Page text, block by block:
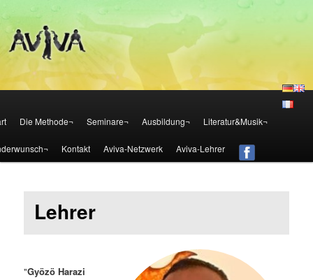
Aviva – Methode – Österreich
Die Methode¬ Seminare¬ Ausbildung¬ Literatur&Musik¬
Kontakt Aviva-Netzwerk Aviva-Lehrer
Lehrer
"Gyözö Harazi